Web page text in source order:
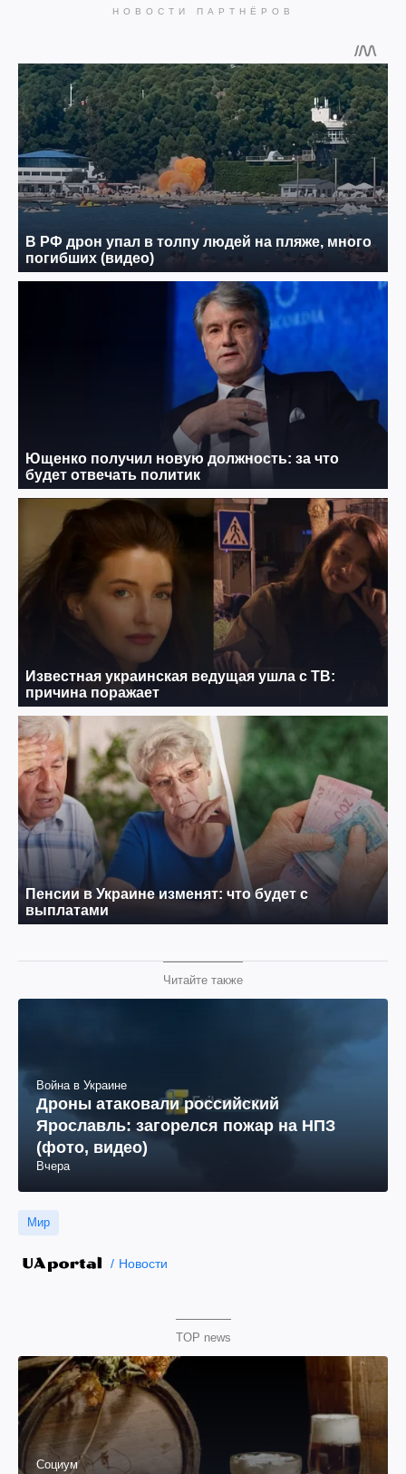
Читайте также
Война в Украине
Дроны атаковали российский
Ярославль: загорелся пожар на НПЗ
(фото, видео)
Вчера
Мир
Новости
TOP news
Социум